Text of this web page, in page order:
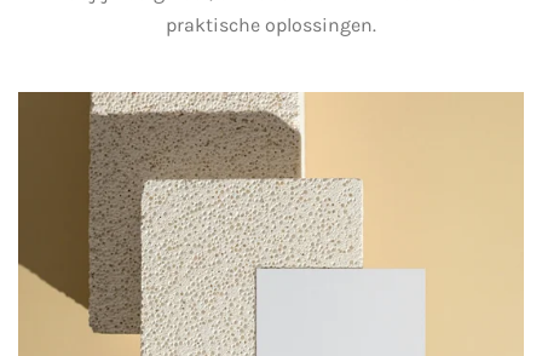
praktische oplossingen.